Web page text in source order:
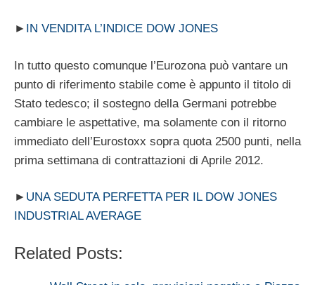
► IN VENDITA L’INDICE DOW JONES
In tutto questo comunque l’Eurozona può vantare un
punto di riferimento stabile come è appunto il titolo di
Stato tedesco; il sostegno della Germani potrebbe
cambiare le aspettative, ma solamente con il ritorno
immediato dell’Eurostoxx sopra quota 2500 punti, nella
prima settimana di contrattazioni di Aprile 2012.
► UNA SEDUTA PERFETTA PER IL DOW JONES
INDUSTRIAL AVERAGE
Related Posts: